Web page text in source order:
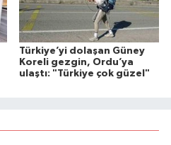
Türkiye’yi dolaşan Güney
Koreli gezgin, Ordu’ya
ulaştı: "Türkiye çok güzel"